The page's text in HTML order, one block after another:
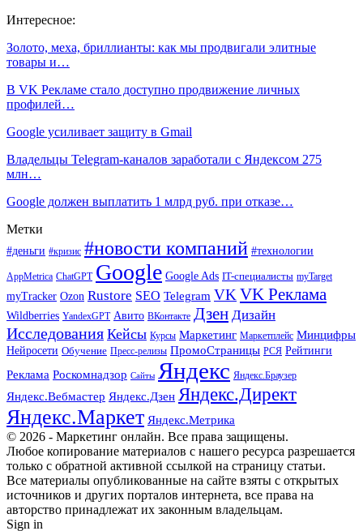
Интересное:
Золото, меха, бриллианты: как мы продвигали элитные
товары и…
В VK Рекламе стало доступно продвижение личных
профилей…
Google усиливает защиту в Gmail
Владельцы Telegram-каналов заработали с Яндексом 275
млн…
Google должен выплатить 1 млрд руб. при отказе…
Метки
#деньги #кризис #новости компаний #технологии
AppMetrica ChatGPT Google Google Ads IT-специалисты myTarget
myTracker Ozon Rustore SEO Telegram VK VK Реклама
Wildberries YandexGPT Авито ВКонтакте Дзен Дизайн
Исследования Кейсы Курсы Маркетинг Маркетплейс Минцифры
Нейросети Обучение Пресс-релизы ПромоСтраницы РСЯ Рейтинги
Реклама Роскомнадзор Сайты Яндекс Яндекс.Браузер
Яндекс.Вебмастер Яндекс.Дзен Яндекс.Директ
Яндекс.Маркет Яндекс.Метрика
© 2026 - Маркетинг онлайн. Все права защищены.
Любое копирование материалов с нашего ресурса разрешается
только с обратной активной ссылкой на страницу статьи.
Все материалы опубликованные на сайте взяты с открытых
источников и других порталов интернета, все права на
авторство принадлежат их законным владельцам.
Sign in